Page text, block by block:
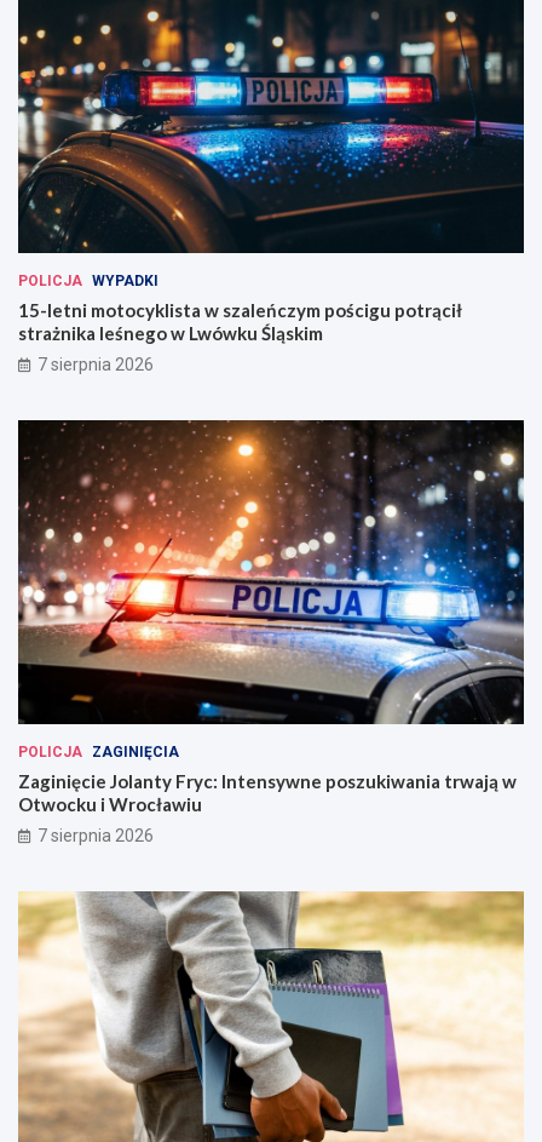
POLICJA WYPADKI
15-letni motocyklista w szaleńczym pościgu potrącił
strażnika leśnego w Lwówku Śląskim
7 sierpnia 2026
POLICJA ZAGINIĘCIA
Zaginięcie Jolanty Fryc: Intensywne poszukiwania trwają w
Otwocku i Wrocławiu
7 sierpnia 2026